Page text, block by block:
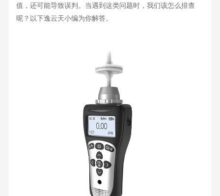
值，还可能导致误判。当遇到这类问题时，我们该怎么排查
呢？以下逸云天小编为你解答。